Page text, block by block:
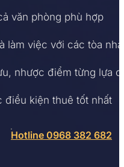
văn phòng phù hợp
làm việc với các tòa nhà
nhược điểm từng lựa
điều kiện thuê tốt nhất
Hotline 0968 382 682